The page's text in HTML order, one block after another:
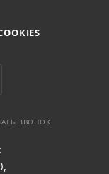
ЗВОНОК